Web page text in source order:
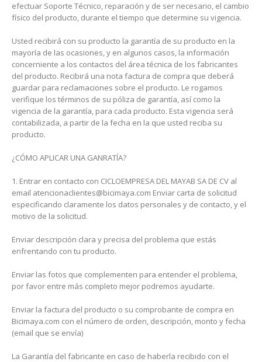
efectuar Soporte Técnico, reparación y de ser necesario, el cambio
físico del producto, durante el tiempo que determine su vigencia.
Usted recibirá con su producto la garantía de su producto en la
mayoría de las ocasiones, y en algunos casos, la información
concerniente a los contactos del área técnica de los fabricantes
del producto. Recibirá una nota factura de compra que deberá
guardar para reclamaciones sobre el producto. Le rogamos
verifique los términos de su póliza de garantía, así como la
vigencia de la garantía, para cada producto. Esta vigencia será
contabilizada, a partir de la fecha en la que usted reciba su
producto.
¿CÓMO APLICAR UNA GANRATÍA?
1. Entrar en contacto con CICLOEMPRESA DEL MAYAB SA DE CV al
email atencionaclientes@bicimaya.com Enviar carta de solicitud
especificando claramente los datos personales y de contacto, y el
motivo de la solicitud.
Enviar descripción clara y precisa del problema que estás
enfrentando con tu producto.
Enviar las fotos que complementen para entender el problema,
por favor entre más completo mejor podremos ayudarte.
Enviar la factura del producto o su comprobante de compra en
Bicimaya.com con el número de orden, descripción, monto y fecha
(email que se envía)
La Garantía del fabricante en caso de haberla recibido con el